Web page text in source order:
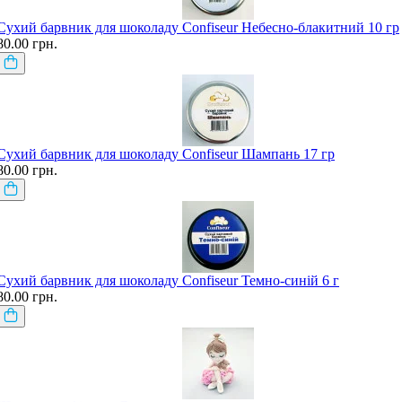
барвник для шоколаду Confiseur Небесно-блакитний 10 гр
грн.
барвник для шоколаду Confiseur Шампань 17 гр
грн.
барвник для шоколаду Confiseur Темно-синій 6 г
грн.